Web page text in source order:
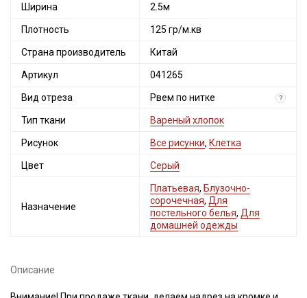
Ширина 2.5м
Плотность 125 гр/м.кв
Страна производитель Китай
Артикул 041265
Вид отреза Рвем по нитке ?
Тип ткани Вареный хлопок
Рисунок Все рисунки, Клетка
Цвет Серый
Назначение
Платьевая, Блузочно-
сорочечная, Для
постельного белья, Для
домашней одежды
Описание